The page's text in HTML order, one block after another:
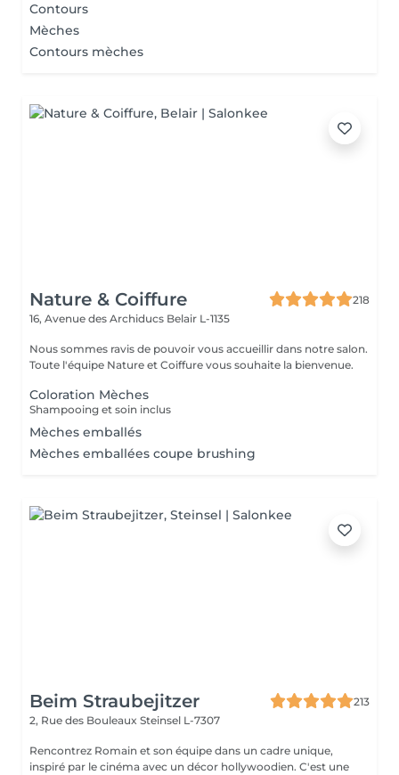
Contours
Mèches
Contours mèches
Nature & Coiffure
218
16, Avenue des Archiducs Belair L-1135
Nous sommes ravis de pouvoir vous accueillir dans notre salon.
Toute l'équipe Nature et Coiffure vous souhaite la bienvenue.
Coloration Mèches
Shampooing et soin inclus
Mèches emballés
Mèches emballées coupe brushing
Beim Straubejitzer
213
2, Rue des Bouleaux Steinsel L-7307
Rencontrez Romain et son équipe dans un cadre unique,
inspiré par le cinéma avec un décor hollywoodien. C'est une